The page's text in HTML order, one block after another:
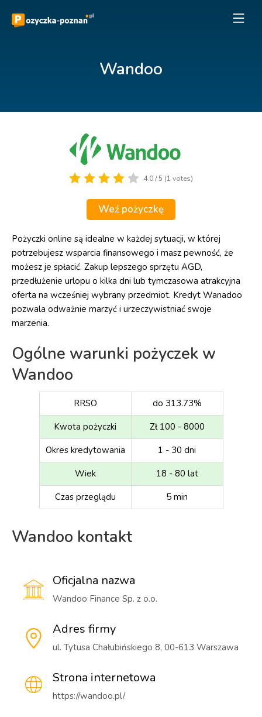
Wandoo
4.0 / 5 (1 votes)
Weź pożyczkę
Pożyczki online są idealne w każdej sytuacji, w której
potrzebujesz wsparcia finansowego i masz pewność, że
możesz je spłacić. Zakup lepszego sprzętu AGD,
przedłużenie urlopu o kilka dni lub tymczasowa atrakcyjna
oferta na wcześniej wybrany przedmiot. Kredyt Wanadoo
pozwala odważnie marzyć i urzeczywistniać swoje
marzenia.
Ogólne warunki pożyczek w
Wandoo
RRSO
do 313.73%
Kwota pożyczki
Zł 100 - 8000
Okres kredytowania
1 - 30 dni
Wiek
18 - 80 lat
Czas przeglądu
5 min
Wandoo kontakt
Oficjalna nazwa
Wandoo Finance Sp. z o.o.
Adres firmy
ul. Tytusa Chałubińskiego 8, 00-613 Warszawa
Strona internetowa
https://wandoo.pl/